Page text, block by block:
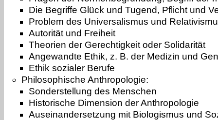
Die Begriffe Glück und Tugend, Pflicht und
Problem des Universalismus und
Autorität und Freiheit
Theorien der Gerechtigkeit oder Solidarität
Angewandte Ethik, z. B. der Medizin und
Ethik sozialer Berufe
Philosophische Anthropologie:
Sonderstellung des Menschen
Historische Dimension der Anthropologie
Auseinandersetzung mit Biologismus und